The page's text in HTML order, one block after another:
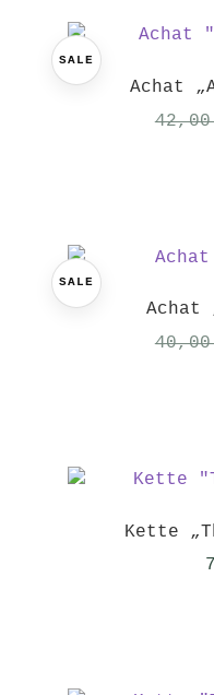
SALE
Achat
SALE
Achat
Kette